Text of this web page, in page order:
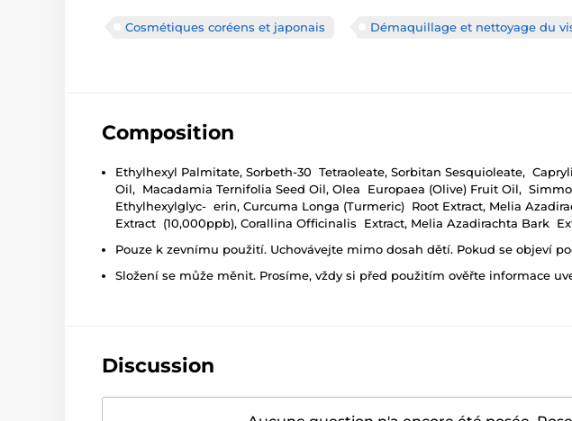
Cosmétiques coréens et japonais Démaquillage et nettoyage du
Composition
Ethylhexyl Palmitate, Sorbeth-30 Tetraoleate, Sorbitan Sesquioleate,
Oil, Macadamia Ternifolia Seed Oil, Olea Europaea (Olive) Fruit Oil,
Ethylhexylglyc- erin, Curcuma Longa (Turmeric) Root Extract, Melia
Extract (10,000ppb), Corallina Officinalis Extract, Melia Azadirachta Bark
Pouze k zevnímu použití. Uchovávejte mimo dosah dětí. Pokud se objeví
Složení se může měnit. Prosíme, vždy si před použitím ověřte informace
Discussion